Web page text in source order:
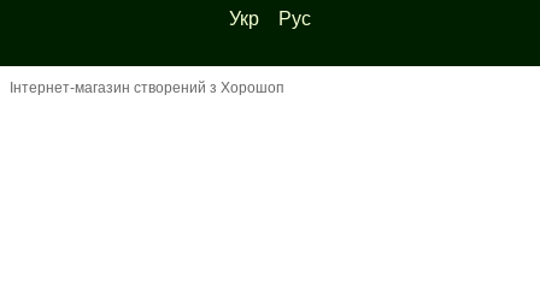
Укр Рус
Інтернет-магазин створений з Хорошоп